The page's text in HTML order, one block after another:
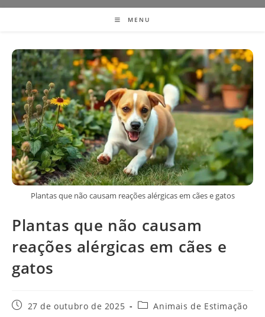
MENU
Plantas que não causam reações alérgicas em cães e gatos
Plantas que não causam
reações alérgicas em cães e
gatos
Post27 de outubro de 2025
Categoria
Animais de Estimação